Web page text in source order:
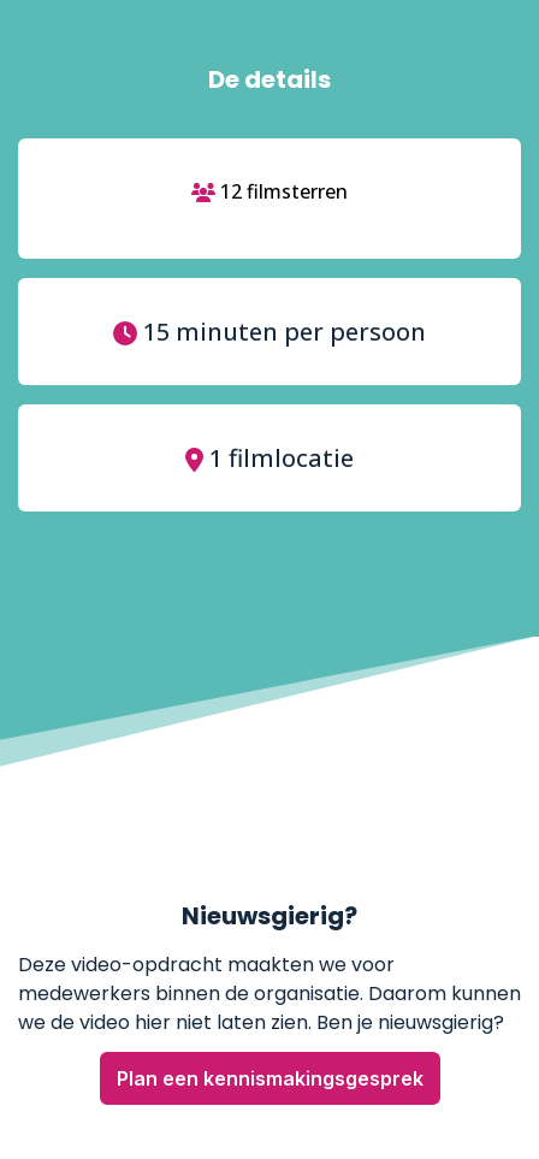
De details
12 filmsterren
15 minuten per persoon
1 filmlocatie
Nieuwsgierig?
Deze video-opdracht maakten we voor
medewerkers binnen de organisatie. Daarom kunnen
we de video hier niet laten zien. Ben je nieuwsgierig?
Plan een kennismakingsgesprek